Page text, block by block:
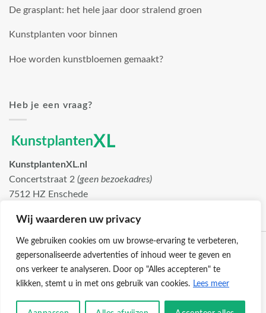
Wij waarderen uw privacy
We gebruiken cookies om uw browse-ervaring te verbeteren,
gepersonaliseerde advertenties of inhoud weer te geven en
ons verkeer te analyseren. Door op "Alles accepteren" te
klikken, stemt u in met ons gebruik van cookies. Lees meer
De grasplant: het hele jaar door stralend groen
Kunstplanten voor binnen
Hoe worden kunstbloemen gemaakt?
Heb je een vraag?
KunstplantenXL.nl
Concertstraat 2 (geen bezoekadres)
7512 HZ Enschede